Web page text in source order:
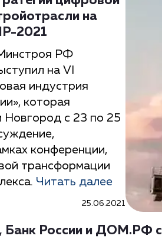
на
2021
РФ
на VI
индустрия
которая
Новгород с 23 по 25
конференции,
трансформации
Читать далее
25.06.2021
Банк России и ДОМ.РФ